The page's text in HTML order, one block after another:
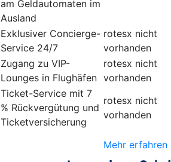
am Geldautomaten im
Ausland
Exklusiver Concierge-
Service 24/7
rotesx nicht
vorhanden
Zugang zu VIP-
Lounges in Flughäfen
rotesx nicht
vorhanden
Ticket-Service mit 7
% Rückvergütung und
Ticketversicherung
rotesx nicht
vorhanden
Mehr erfahren